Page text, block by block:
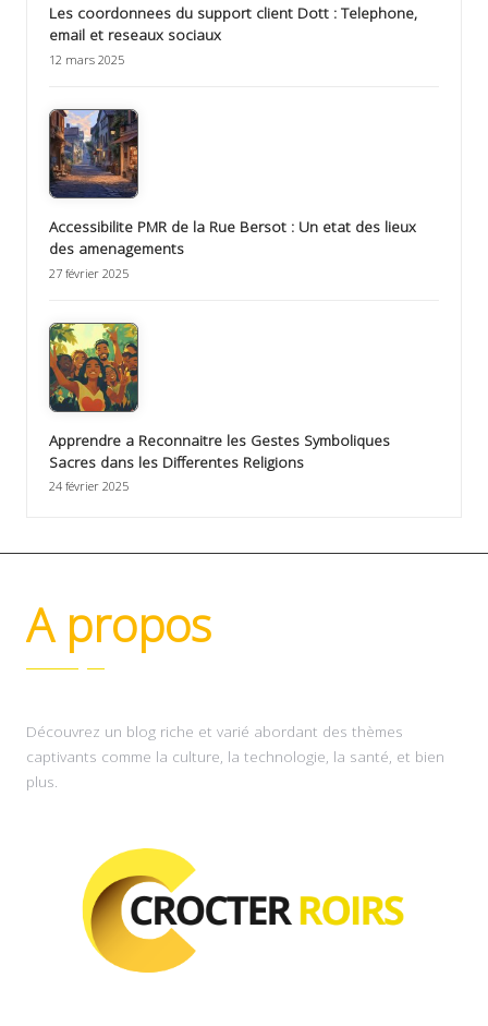
Les coordonnees du support client Dott : Telephone,
email et reseaux sociaux
12 mars 2025
Accessibilite PMR de la Rue Bersot : Un etat des lieux
des amenagements
27 février 2025
Apprendre a Reconnaitre les Gestes Symboliques
Sacres dans les Differentes Religions
24 février 2025
A propos
Découvrez un blog riche et varié abordant des thèmes
captivants comme la culture, la technologie, la santé, et bien
plus.